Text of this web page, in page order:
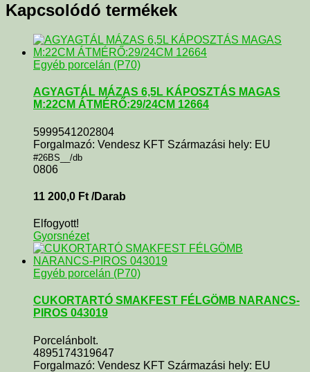
Kapcsolódó termékek
Egyéb porcelán (P70)
AGYAGTÁL MÁZAS 6,5L KÁPOSZTÁS MAGAS
M:22CM ÁTMÉRŐ:29/24CM 12664
5999541202804
Forgalmazó: Vendesz KFT Származási hely: EU
#26BS__/db
0806
11 200,0 Ft /Darab
Elfogyott!
Gyorsnézet
Egyéb porcelán (P70)
CUKORTARTÓ SMAKFEST FÉLGÖMB NARANCS-
PIROS 043019
Porcelánbolt.
4895174319647
Forgalmazó: Vendesz KFT Származási hely: EU